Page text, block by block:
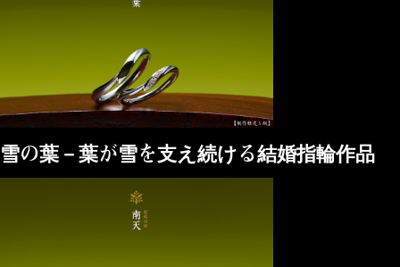
雪の葉－葉が雪を支え続ける結婚指輪作品